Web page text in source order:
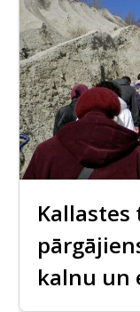
kalnu un